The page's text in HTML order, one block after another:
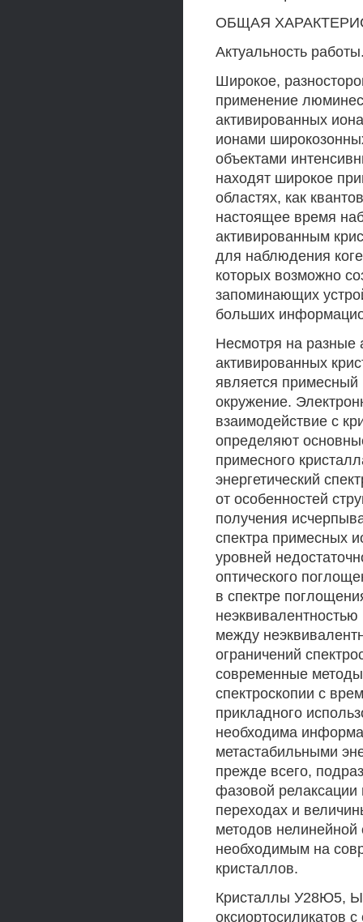
ОБЩАЯ
Актуальность
Широкое,
применение
активированных
ионами
объектами
находят широкое
областях, как
настоящее время
активированным
для наблюдения
которых возможно
запоминающих
больших
Несмотря на разные
активированных
является примесный
окружение.
взаимодействие с
определяют
примесного
энергетический
от особенностей
получения
спектра примесных
уровней
оптического
в спектре
между
ограничений
современные методы
спектроскопии с
прикладного
необходима
метастабильными
прежде всего,
фазовой релаксации
переходах и
методов нелинейной
необходимым на
кристаллов.
Кристаллы У28Ю5,